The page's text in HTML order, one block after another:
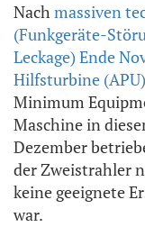
Nachmassiven
(Funkgeräte-
Leckage) Ende
Hilfsturbine
Minimum
Maschine in
Dezember
der Zweistrahler
keine geeignete
war.